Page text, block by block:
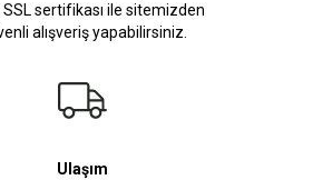
SSL sertifikası ile sitemizden
alışveriş yapabilirsiniz.
Ulaşım